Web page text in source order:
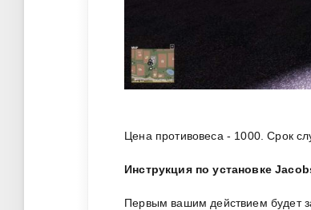
Цена противовеса - 1000. Срок
Инструкция по установке
Первым вашим действием будет